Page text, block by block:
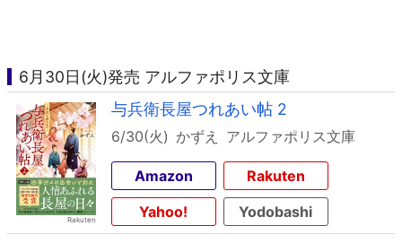
6月30日(火)発売 アルファポリス文庫
与兵衛長屋つれあい帖 2
6/30(火) かずえ アルファポリス文庫
Amazon
Rakuten
Yahoo!
Yodobashi